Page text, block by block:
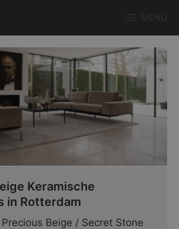
Keramische
in Rotterdam
Beige / Secret Stone